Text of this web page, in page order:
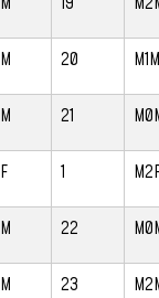
M 20 M1M
M 21
F 1
M 22
M 23